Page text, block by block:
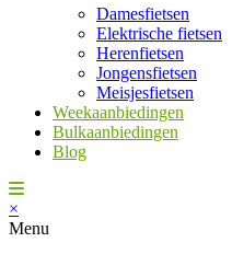
Damesfietsen
Elektrische fietsen
Herenfietsen
Jongensfietsen
Meisjesfietsen
Weekaanbiedingen
Bulkaanbiedingen
Blog
×
Menu